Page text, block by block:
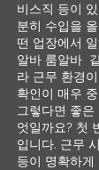
비스직 등이
분히 수입을
떤 업장에서
알바 룸알바
라 근무 환경
확인이 매우
그렇다면 좋
엇일까요? 첫
입니다. 근무
등이 명확하게